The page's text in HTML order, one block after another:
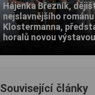
Hájenka Březník,
nejslavnějšího
Klostermanna,
horalů novou výstavou
Související články